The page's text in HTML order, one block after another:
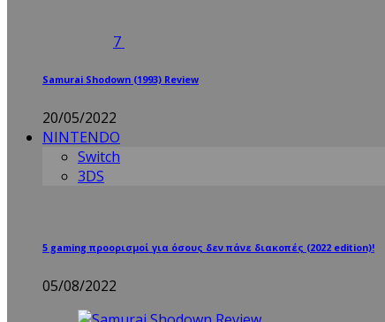
7
Samurai Shodown (1993) Review
20/05/2022
NINTENDO
Switch
3DS
5 gaming προορισμοί για όσους δεν πάνε διακοπές (2022 edition)!
05/08/2022